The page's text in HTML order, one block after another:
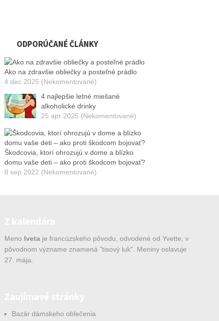
ODPORÚČANÉ ČLÁNKY
Ako na zdravšie obliečky a posteľné prádlo
4 dec 2025 (Nekomentované)
4 najlepšie letné miešané
alkoholické drinky
25 apr 2025 (Nekomentované)
Škodcovia, ktorí ohrozujú v dome a blízko
domu vaše deti – ako proti škodcom bojovať?
8 sep 2022 (Nekomentované)
Meno Ivetaje francúzskeho pôvodu, odvodené od Yvette, v
pôvodnom význame znamená "tisový luk". Meniny oslavuje
27. mája.
Bazár dámskeho oblečenia